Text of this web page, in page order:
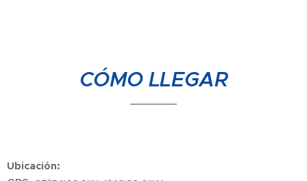
CÓMO LLEGAR
Ubicación: